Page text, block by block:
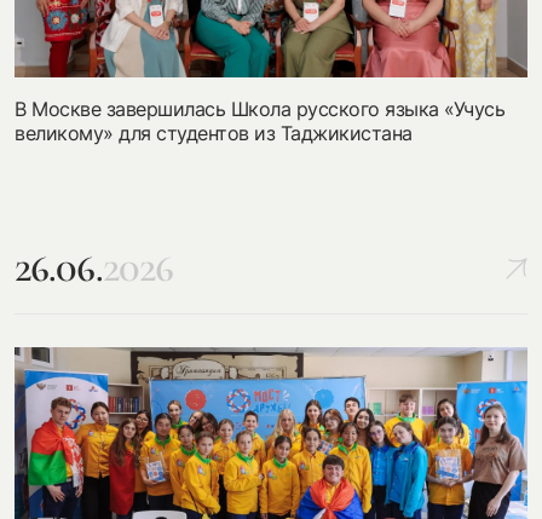
В Москве завершилась Школа русского языка «Учусь
великому» для студентов из Таджикистана
26.06.2026